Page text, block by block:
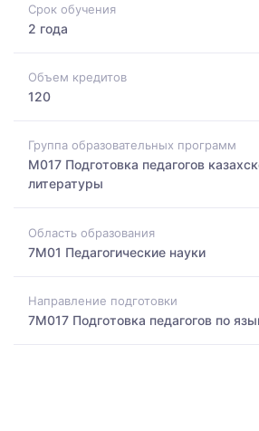
Срок обучения
2 года
Объем кредитов
120
Группа образовательных программ
M017 Подготовка педагогов
литературы
Область образования
7M01 Педагогические науки
Направление подготовки
7M017 Подготовка педагогов по